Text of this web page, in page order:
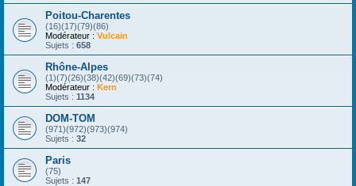
Poitou-Charentes
(16)(17)(79)(86)
Modérateur : Vulcain
Sujets : 658
Rhône-Alpes
(1)(7)(26)(38)(42)(69)(73)(74)
Modérateur : Kern
Sujets : 1134
DOM-TOM
(971)(972)(973)(974)
Sujets : 32
Paris
(75)
Sujets : 147